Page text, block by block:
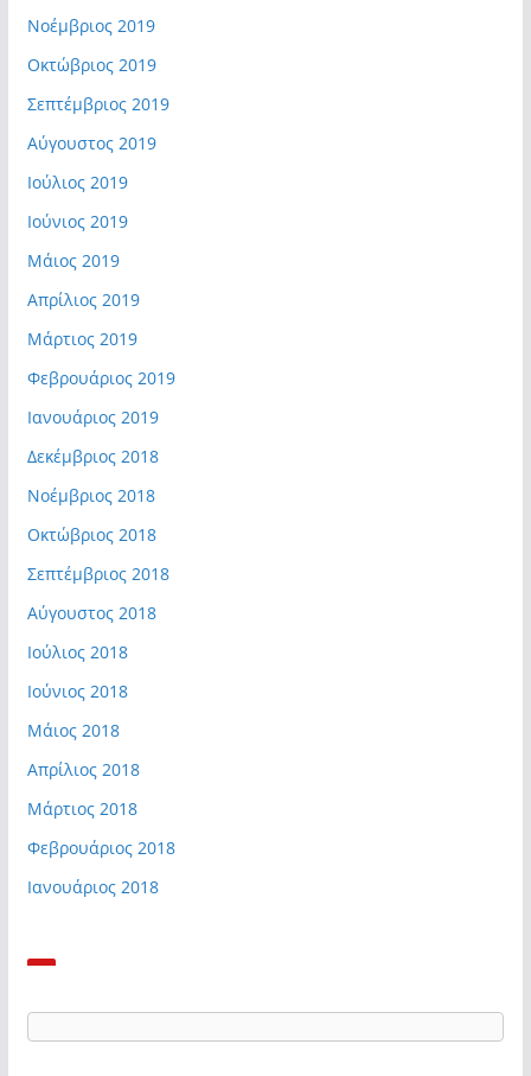
Νοέμβριος 2019
Οκτώβριος 2019
Σεπτέμβριος 2019
Αύγουστος 2019
Ιούλιος 2019
Ιούνιος 2019
Μάιος 2019
Απρίλιος 2019
Μάρτιος 2019
Φεβρουάριος 2019
Ιανουάριος 2019
Δεκέμβριος 2018
Νοέμβριος 2018
Οκτώβριος 2018
Σεπτέμβριος 2018
Αύγουστος 2018
Ιούλιος 2018
Ιούνιος 2018
Μάιος 2018
Απρίλιος 2018
Μάρτιος 2018
Φεβρουάριος 2018
Ιανουάριος 2018